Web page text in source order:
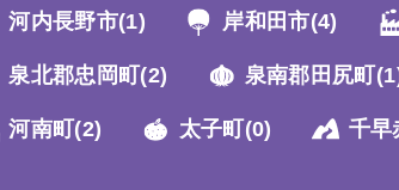
河内長野市(1) 岸和田市(4)
泉北郡忠岡町 (2) 泉南郡田尻町
河南町 (2) 太子町 (0) 千早